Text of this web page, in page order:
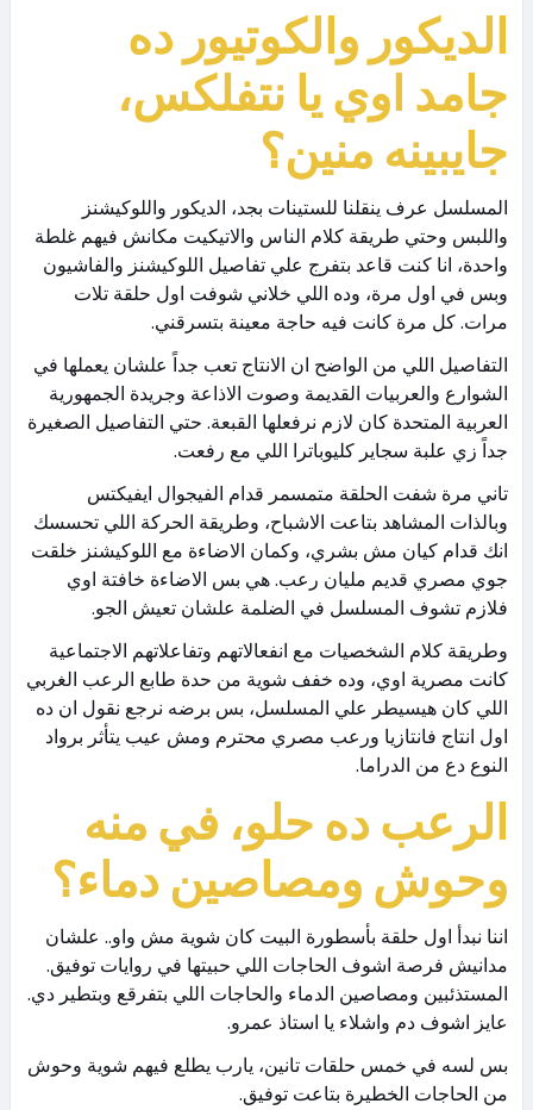
الديكور والكوتيور ده
جامد اوي يا نتفلكس،
جايبينه منين؟
المسلسل عرف ينقلنا للستينات بجد، الديكور واللوكيشنز
واللبس وحتي طريقة كلام الناس والاتيكيت مكانش فيهم غلطة
واحدة، انا كنت قاعد بتفرج علي تفاصيل اللوكيشنز والفاشيون
وبس في اول مرة، وده اللي خلاني شوفت اول حلقة تلات
مرات. كل مرة كانت فيه حاجة معينة بتسرقني.
التفاصيل اللي من الواضح ان الانتاج تعب جداً علشان يعملها في
الشوارع والعربيات القديمة وصوت الاذاعة وجريدة الجمهورية
العربية المتحدة كان لازم نرفعلها القبعة. حتي التفاصيل الصغيرة
جداً زي علبة سجاير كليوباترا اللي مع رفعت.
تاني مرة شفت الحلقة متمسمر قدام الفيجوال ايفيكتس
وبالذات المشاهد بتاعت الاشباح، وطريقة الحركة اللي تحسسك
انك قدام كيان مش بشري، وكمان الاضاءة مع اللوكيشنز خلقت
جوي مصري قديم مليان رعب. هي بس الاضاءة خافتة اوي
فلازم تشوف المسلسل في الضلمة علشان تعيش الجو.
وطريقة كلام الشخصيات مع انفعالاتهم وتفاعلاتهم الاجتماعية
كانت مصرية اوي، وده خفف شوية من حدة طابع الرعب الغربي
اللي كان هيسيطر علي المسلسل، بس برضه نرجع نقول ان ده
اول انتاج فانتازيا ورعب مصري محترم ومش عيب يتأثر برواد
النوع دع من الدراما.
الرعب ده حلو، في منه
وحوش ومصاصين دماء؟
اننا نبدأ اول حلقة بأسطورة البيت كان شوية مش واو.. علشان
مدانيش فرصة اشوف الحاجات اللي حبيتها في روايات توفيق.
المستذئبين ومصاصين الدماء والحاجات اللي بتفرقع وبتطير دي.
عايز اشوف دم واشلاء يا استاذ عمرو.
بس لسه في خمس حلقات تانين، يارب يطلع فيهم شوية وحوش
من الحاجات الخطيرة بتاعت توفيق.